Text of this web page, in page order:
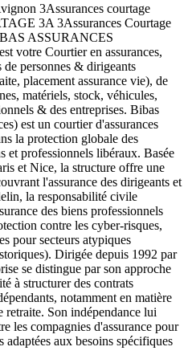
3Assurances courtage
3A 3Assurances Courtage
ASSURANCES
votre Courtier en assurances,
de personnes & dirigeants
placement assurance vie), de
matériels, stock, véhicules,
& des entreprises. Bibas
est un courtier d'assurances
la protection globale des
et professionnels libéraux. Basée
et Nice, la structure offre une
l'assurance des dirigeants et
la responsabilité civile
des biens professionnels
contre les cyber-risques,
pour secteurs atypiques
Dirigée depuis 1992 par
se distingue par son approche
à structurer des contrats
notamment en matière
retraite. Son indépendance lui
les compagnies d'assurance pour
aux besoins spécifiques